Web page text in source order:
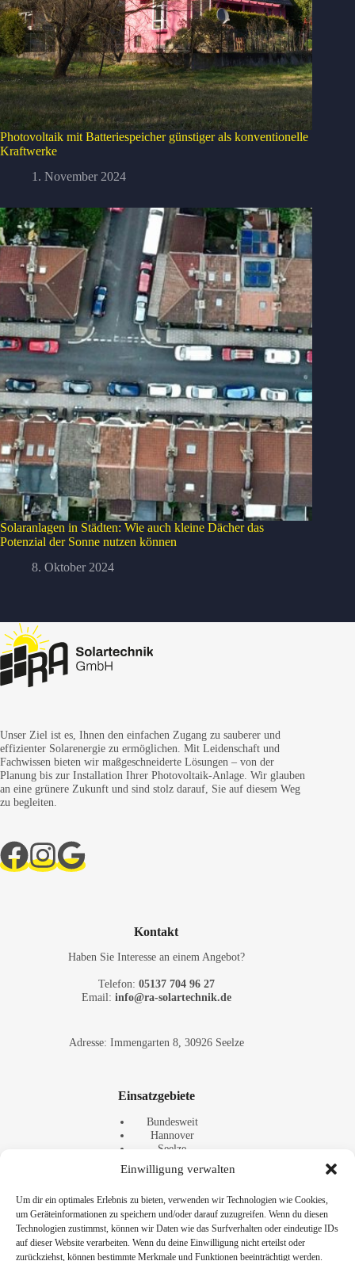
Einwilligung verwalten
Um dir ein optimales Erlebnis zu bieten, verwenden wir Technologien wie Cookies,
um Geräteinformationen zu speichern und/oder darauf zuzugreifen. Wenn du diesen
Technologien zustimmst, können wir Daten wie das Surfverhalten oder eindeutige IDs
auf dieser Website verarbeiten. Wenn du deine Einwilligung nicht erteilst oder
zurückziehst, können bestimmte Merkmale und Funktionen beeinträchtigt werden.
Photovoltaik mit Batteriespeicher günstiger als konventionelle
Kraftwerke
1. November 2024
Solaranlagen in Städten: Wie auch kleine Dächer das
Potenzial der Sonne nutzen können
8. Oktober 2024
Unser Ziel ist es, Ihnen den einfachen Zugang zu sauberer und
effizienter Solarenergie zu ermöglichen. Mit Leidenschaft und
Fachwissen bieten wir maßgeschneiderte Lösungen – von der
Planung bis zur Installation Ihrer Photovoltaik-Anlage. Wir glauben
an eine grünere Zukunft und sind stolz darauf, Sie auf diesem Weg
zu begleiten.
Kontakt
Haben Sie Interesse an einem Angebot?
Telefon: 05137 704 96 27
Email: info@ra-solartechnik.de
Adresse: Immengarten 8, 30926 Seelze
Einsatzgebiete
Bundesweit
Hannover
Seelze
Langenhagen
Wunstorf
Barsinghausen
Burgdorf
Nienburg
Minden
Celle
Photovoltaik Hannover - Solaranlagen Hannover |
RA S...
100
%
SEHR GUT